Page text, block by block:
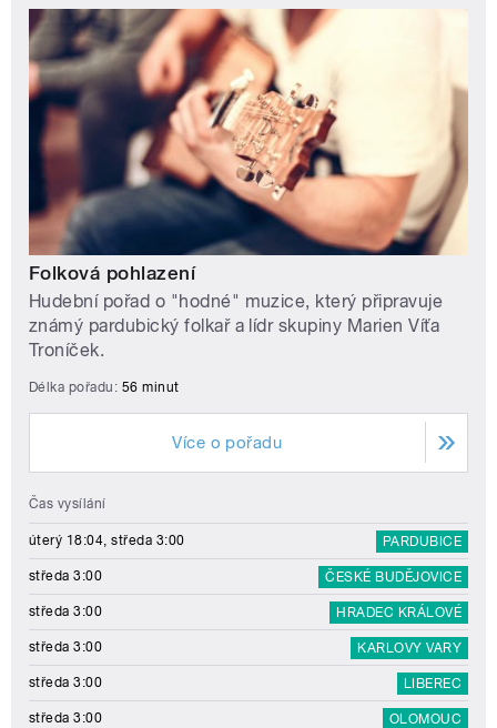
Folková pohlazení
Hudební pořad o "hodné" muzice, který připravuje
známý pardubický folkař a lídr skupiny Marien Víťa
Troníček.
Délka pořadu: 56 minut
Více o pořadu
Čas vysílání
úterý 18:04, středa 3:00 PARDUBICE
středa 3:00 ČESKÉ BUDĚJOVICE
středa 3:00 HRADEC KRÁLOVÉ
středa 3:00 KARLOVY VARY
středa 3:00 LIBEREC
středa 3:00 OLOMOUC